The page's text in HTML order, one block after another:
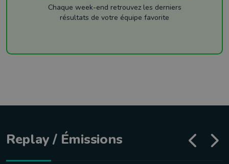
Chaque week-end retrouvez les derniers
résultats de votre équipe favorite
Replay / Émissions